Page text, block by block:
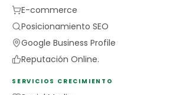
E-commerce
Posicionamiento SEO
Google Business Profile
Reputación Online.
SERVICIOS CRECIMIENTO